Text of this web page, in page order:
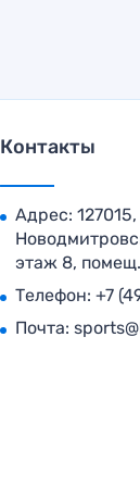
Контакты
Адрес:
этаж 8,
Телефон: +7
Почта: